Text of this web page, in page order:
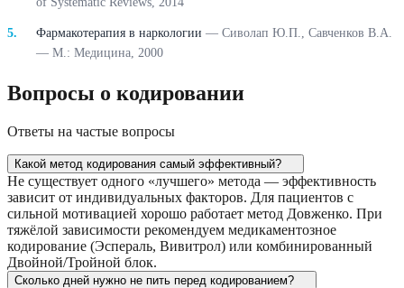
Фармакотерапия в наркологии — Сиволап Ю.П., Савченков В.А.
— М.: Медицина 2000
Вопросы о кодировании
Ответы на частые вопросы
Какой метод кодирования самый эффективный?
Не существует одного «лучшего» метода — эффективность
зависит от индивидуальных факторов. Для пациентов с
сильной мотивацией хорошо работает метод Довженко. При
тяжёлой зависимости рекомендуем медикаментозное
кодирование (Эспераль, Вивитрол) или комбинированный
Двойной/Тройной блок.
Сколько дней нужно не пить перед кодированием?